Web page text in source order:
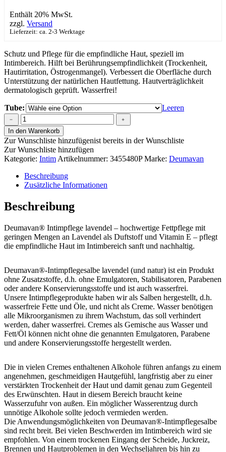
Enthält 20% MwSt.
zzgl. Versand
Lieferzeit: ca. 2-3 Werktage
Schutz und Pflege für die empfindliche Haut, speziell im
Intimbereich. Hilft bei Berührungsempfindlichkeit (Trockenheit,
Hautirritation, Östrogenmangel). Verbessert die Oberfläche durch
Unterstützung der natürlichen Hautfettung. Hautverträglichkeit
dermatologisch geprüft. Wasserfrei!
Tube:
Leeren
Deumavan
Schutzsalbe
Lavendel
Menge
﹣
﹢
In den Warenkorb
Zur Wunschliste hinzufügenist bereits in der Wunschliste
Zur Wunschliste hinzufügen
Kategorie: Intim Artikelnummer: 3455480P Marke: Deumavan
Beschreibung
Zusätzliche Informationen
Beschreibung
Deumavan® Intimpflege lavendel – hochwertige Fettpflege mit
geringen Mengen an Lavendel als Duftstoff und Vitamin E – pflegt
die empfindliche Haut im Intimbereich sanft und nachhaltig.
Deumavan®-Intimpflegesalbe lavendel (und natur) ist ein Produkt
ohne Zusatzstoffe, d.h. ohne Emulgatoren, Stabilisatoren, Parabenen
oder andere Konservierungsstoffe und ist auch wasserfrei.
Unsere Intimpflegeprodukte haben wir als Salben hergestellt, d.h.
wasserfreie Fette und Öle, und nicht als Creme. Wasser benötigen
alle Mikroorganismen zu ihrem Wachstum, das soll verhindert
werden, daher wasserfrei. Cremes als Gemische aus Wasser und
Fett/Öl können nicht ohne die genannten Emulgatoren, Parabene
und andere Konservierungsstoffe hergestellt werden.
Die in vielen Cremes enthaltenen Alkohole führen anfangs zu einem
angenehmen, geschmeidigen Hautgefühl, langfristig aber zu einer
verstärkten Trockenheit der Haut und damit genau zum Gegenteil
des Erwünschten. Haut in diesem Bereich braucht keine
Wasserzufuhr von außen. Ein möglicher Wasserentzug durch
unnötige Alkohole sollte jedoch vermieden werden.
Die Anwendungsmöglichkeiten von Deumavan®-Intimpflegesalbe
sind recht breit. Bei vielen Beschwerden im Intimbereich wird sie
empfohlen. Von einem trockenen Eingang der Scheide, Juckreiz,
Brennen und Hautproblemen in den Wechseljahren bis hin zu